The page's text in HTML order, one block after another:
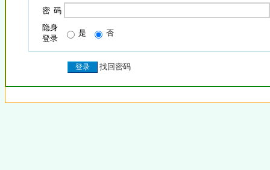
密 码
隐身
登录
是 否
找回密码